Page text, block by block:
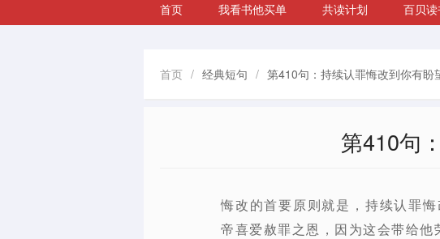
首页 我看书他买单 共读计划 百贝读
首页 / 经典短句 / 第410句：持续认罪悔改到你有盼
第410句
悔改的首要原则就是，持续认罪
帝喜爱赦罪之恩，因为这会带给